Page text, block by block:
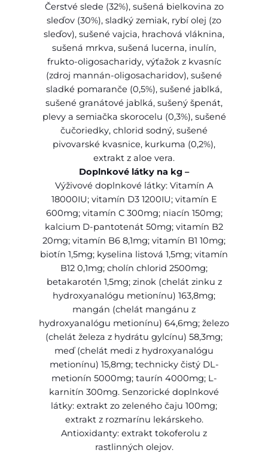
n
a
N
&
D
c
a
t
O
C
E
N
(
G
F
)
a
d
u
l
t
,
h
e
r
r
i
n
g
&
o
Čerstvé slede (32%), sušená bielkovina zo
sleďov (30%), sladký zemiak, rybí olej (zo
sleďov), sušené vajcia, hrachová vláknina,
sušená mrkva, sušená lucerna, inulín,
frukto-oligosacharidy, výťažok z kvasníc
(zdroj mannán-oligosacharidov), sušené
sladké pomaranče (0,5%), sušené jablká,
sušené granátové jablká, sušený špenát,
plevy a semiačka skorocelu (0,3%), sušené
čučoriedky, chlorid sodný, sušené
pivovarské kvasnice, kurkuma (0,2%),
extrakt z aloe vera.
Doplnkové látky na kg –
Výživové doplnkové látky: Vitamín A
18000IU; vitamín D3 1200IU; vitamín E
600mg; vitamín C 300mg; niacín 150mg;
kalcium D-pantotenát 50mg; vitamín B2
20mg; vitamín B6 8,1mg; vitamín B1 10mg;
biotín 1,5mg; kyselina listová 1,5mg; vitamín
B12 0,1mg; cholín chlorid 2500mg;
betakarotén 1,5mg; zinok (chelát zinku z
hydroxyanalógu metionínu) 163,8mg;
mangán (chelát mangánu z
hydroxyanalógu metionínu) 64,6mg; železo
(chelát železa z hydrátu gylcínu) 58,3mg;
meď (chelát medi z hydroxyanalógu
metionínu) 15,8mg; technicky čistý DL-
metionín 5000mg; taurín 4000mg; L-
karnitín 300mg. Senzorické doplnkové
látky: extrakt zo zeleného čaju 100mg;
extrakt z rozmarínu lekárskeho.
Antioxidanty: extrakt tokoferolu z
rastlinných olejov.